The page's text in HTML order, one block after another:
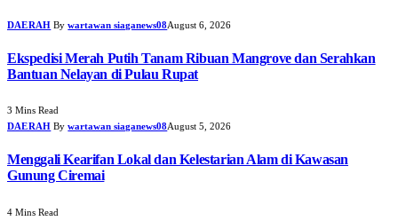
DAERAH By wartawan siaganews08August 6, 2026
Ekspedisi Merah Putih Tanam Ribuan Mangrove dan Serahkan
Bantuan Nelayan di Pulau Rupat
3 Mins Read
DAERAH By wartawan siaganews08August 5, 2026
Menggali Kearifan Lokal dan Kelestarian Alam di Kawasan
Gunung Ciremai
4 Mins Read